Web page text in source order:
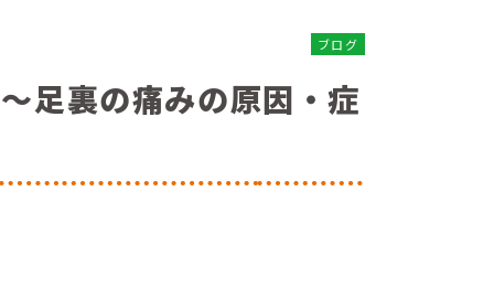
ブログ
足裏の痛みの原因・症